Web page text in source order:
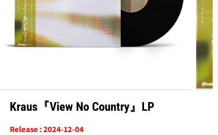
Kraus『View No Country』LP
Release : 2024-12-04